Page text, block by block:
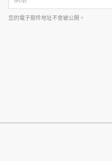
您的電子郵件地址不會被公開。